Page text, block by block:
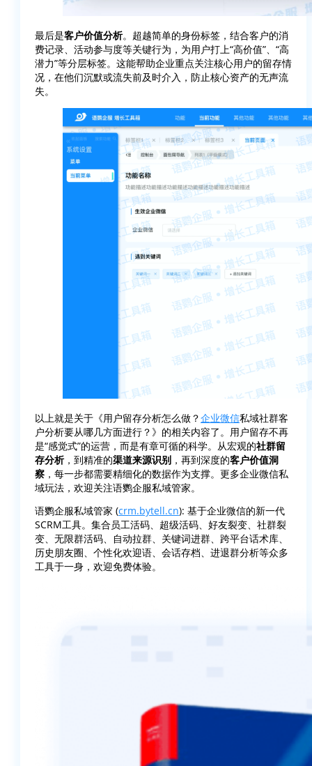
最后是客户价值分析。超越简单的身份标签，结合客户的消
费记录、活动参与度等关键行为，为用户打上“高价值”、“高
潜力”等分层标签。这能帮助企业重点关注核心用户的留存情
况，在他们沉默或流失前及时介入，防止核心资产的无声流
失。
以上就是关于《用户留存分析怎么做？企业微信私域社群客
户分析要从哪几方面进行？》的相关内容了。用户留存不再
是“感觉式”的运营，而是有章可循的科学。从宏观的社群留
存分析，到精准的渠道来源识别 ，再到深度的客户价值洞
察 ，每一步都需要精细化的数据作为支撑。更多企业微信私
域玩法，欢迎关注语鹦企服私域管家。
语鹦企服私域管家 (crm.bytell.cn): 基于企业微信的新一代
SCRM工具。集合员工活码、超级活码、好友裂变、社群裂
变、无限群活码、自动拉群、关键词进群、跨平台话术库、
历史朋友圈、个性化欢迎语、会话存档、进退群分析等众多
工具于一身，欢迎免费体验。